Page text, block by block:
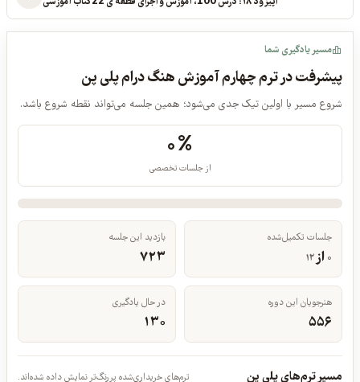
جلسه بعد
اپیزود ۱۸: درس 100، آموزش و اجرای قطعه ی 22 کتاب آموزشی
مسیر یادگیری شما
پیشرفت در ترم چهارم آموزش هنگ درام پلی پن
شروع مسیر با اولین تیک جدی می‌شود؛ همین جلسه می‌تواند نقطه شروع باشد.
۰%
جلسات تکمیل‌شده
۰از۱۲
بازدید این جلسه
۷۲۳
۵۵۶ ۱۳۰